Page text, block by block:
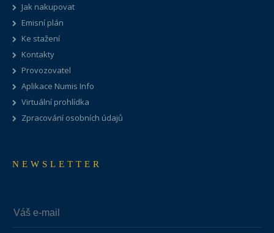
Jak nakupovat
Emisní plán
Ke stažení
Kontakty
Provozovatel
Aplikace Numis Info
Virtuální prohlídka
Zpracování osobních údajů
NEWSLETTER